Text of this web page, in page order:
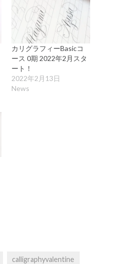
カリグラフィーBasicコ
ース 0期 2022年2月スタ
ート！
2022年2月13日
News
calligraphyvalentine